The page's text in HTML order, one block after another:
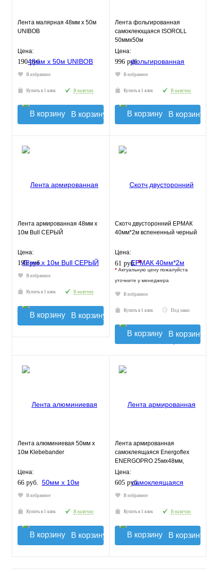
Лента малярная 48мм х 50м
UNIBOB
Цена:
190 руб.
В избранное
Купить в 1 клик В наличии
В корзину
Лента фольгированная
самоклеющаяся ISOROLL
50ммх50м
Цена:
996 руб.
В избранное
Купить в 1 клик В наличии
В корзину
Лента армированная 48мм х
10м Bull СЕРЫЙ
Цена:
195 руб.
В избранное
Купить в 1 клик В наличии
В корзину
Скотч двусторонний ЕРМАК
40мм*2м вспененный черный
Цена:
61 руб.*
* Актуальную цену пожалуйста
уточните у менеджера
В избранное
Купить в 1 клик Под заказ
В корзину
Лента алюминиевая 50мм х
10м Klebebander
Цена:
66 руб.
В избранное
Купить в 1 клик В наличии
В корзину
Лента армированная
самоклеящаяся Energoflex
ENERGOPRO 25мх48мм,
синяя
Цена:
605 руб.
В избранное
Купить в 1 клик В наличии
В корзину